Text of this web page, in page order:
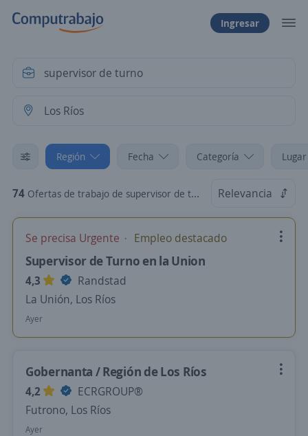
Ingresar
Región Fecha Categoría
74 Ofertas de trabajo de supervisor de turno en Los Ríos Relevancia
Se precisa Urgente Empleo destacado
Supervisor de Turno en la Union
4,3
Randstad
La Unión, Los Ríos
Ayer
Gobernanta / Región de Los Ríos
4,2
ECRGROUP®️
Futrono, Los Ríos
Ayer